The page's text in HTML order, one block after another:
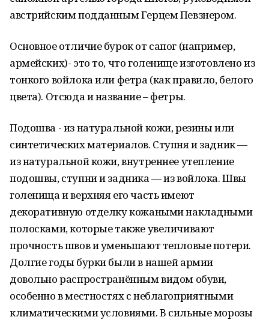
австрийским подданным Герцем Певзнером.
Основное отличие бурок от сапог (например,
армейских)- это то, что голенище изготовлено из
тонкого войлока или фетра (как правило, белого
цвета). Отсюда и название – фетры.
Подошва - из натуральной кожи, резины или
синтетических материалов. Ступня и задник —
из натуральной кожи, внутреннее утепление
подошвы, ступни и задника — из войлока. Швы
голенища и верхняя его часть имеют
декоративную отделку кожаными накладными
полосками, которые также увеличивают
прочность швов и уменьшают тепловые потери.
Долгие годы бурки были в нашей армии
довольно распространённым видом обуви,
особенно в местностях с неблагоприятными
климатическими условиями. В сильные морозы